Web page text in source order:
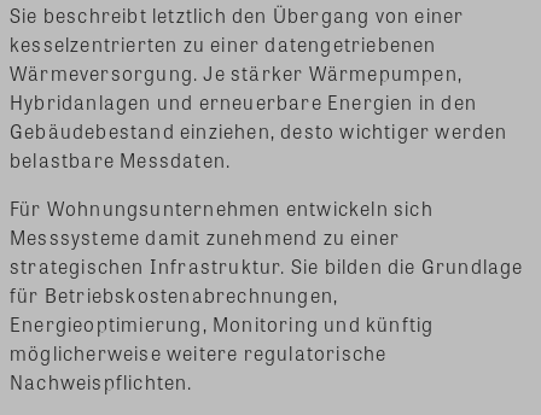
Sie beschreibt letztlich den Übergang von einer
kesselzentrierten zu einer datengetriebenen
Wärmeversorgung. Je stärker Wärmepumpen,
Hybridanlagen und erneuerbare Energien in den
Gebäudebestand einziehen, desto wichtiger werden
belastbare Messdaten.
Für Wohnungsunternehmen entwickeln sich
Messsysteme damit zunehmend zu einer
strategischen Infrastruktur. Sie bilden die Grundlage
für Betriebskostenabrechnungen,
Energieoptimierung, Monitoring und künftig
möglicherweise weitere regulatorische
Nachweispflichten.